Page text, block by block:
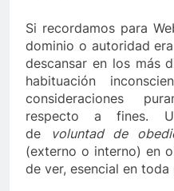
Si recordamos para
dominio o autoridad
descansar en los más
habituación
consideraciones
respecto a fines.
de
voluntad de
(externo o interno) en
de ver, esencial en